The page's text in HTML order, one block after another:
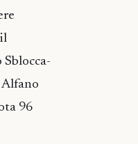
Alfano
96